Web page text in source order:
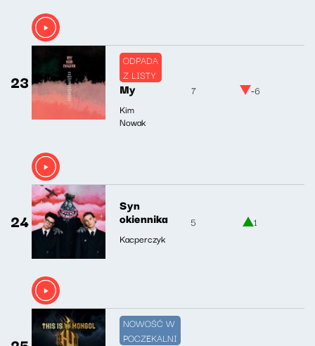
23
ODPADA
Z LISTY
My
Kim
Nowak
7 -6
24
Syn
okiennika
Kacperczyk
5 1
NOWOŚĆ W
POCZEKALNI